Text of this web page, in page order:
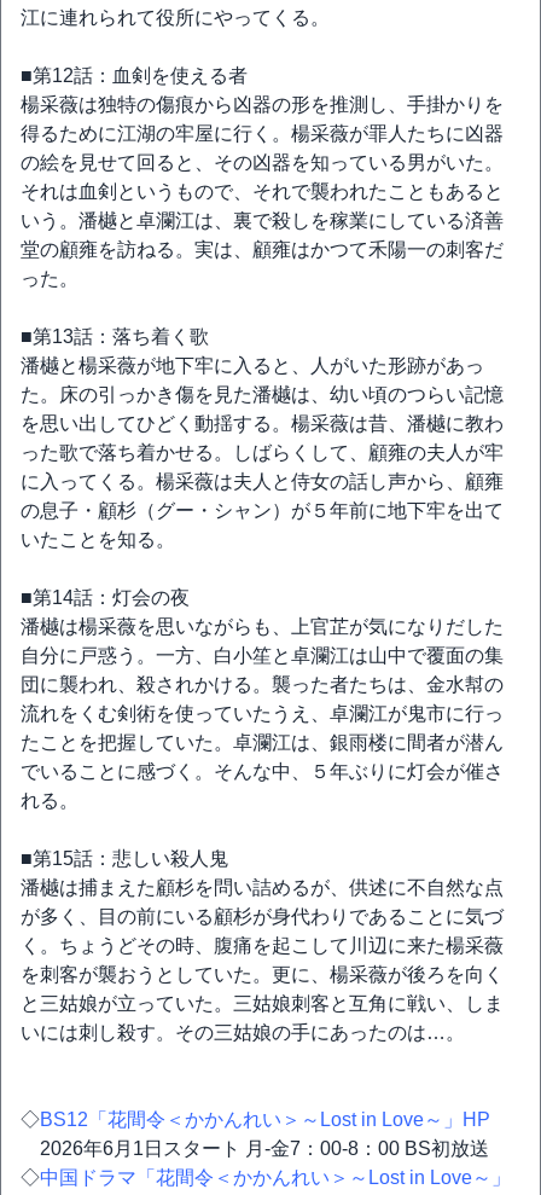
江に連れられて役所にやってくる。
■第12話：血剣を使える者
楊采薇は独特の傷痕から凶器の形を推測し、手掛かりを
得るために江湖の牢屋に行く。楊采薇が罪人たちに凶器
の絵を見せて回ると、その凶器を知っている男がいた。
それは血剣というもので、それで襲われたこともあると
いう。潘樾と卓瀾江は、裏で殺しを稼業にしている済善
堂の顧雍を訪ねる。実は、顧雍はかつて禾陽一の刺客だ
った。
■第13話：落ち着く歌
潘樾と楊采薇が地下牢に入ると、人がいた形跡があっ
た。床の引っかき傷を見た潘樾は、幼い頃のつらい記憶
を思い出してひどく動揺する。楊采薇は昔、潘樾に教わ
った歌で落ち着かせる。しばらくして、顧雍の夫人が牢
に入ってくる。楊采薇は夫人と侍女の話し声から、顧雍
の息子・顧杉（グー・シャン）が５年前に地下牢を出て
いたことを知る。
■第14話：灯会の夜
潘樾は楊采薇を思いながらも、上官芷が気になりだした
自分に戸惑う。一方、白小笙と卓瀾江は山中で覆面の集
団に襲われ、殺されかける。襲った者たちは、金水幇の
流れをくむ剣術を使っていたうえ、卓瀾江が鬼市に行っ
たことを把握していた。卓瀾江は、銀雨楼に間者が潜ん
でいることに感づく。そんな中、５年ぶりに灯会が催さ
れる。
■第15話：悲しい殺人鬼
潘樾は捕まえた顧杉を問い詰めるが、供述に不自然な点
が多く、目の前にいる顧杉が身代わりであることに気づ
く。ちょうどその時、腹痛を起こして川辺に来た楊采薇
を刺客が襲おうとしていた。更に、楊采薇が後ろを向く
と三姑娘が立っていた。三姑娘刺客と互角に戦い、しま
いには刺し殺す。その三姑娘の手にあったのは…。
◇BS12「花間令＜かかんれい＞～Lost in Love～」HP
2026年6月1日スタート 月-金7：00-8：00 BS初放送
◇中国ドラマ「花間令＜かかんれい＞～Lost in Love～」